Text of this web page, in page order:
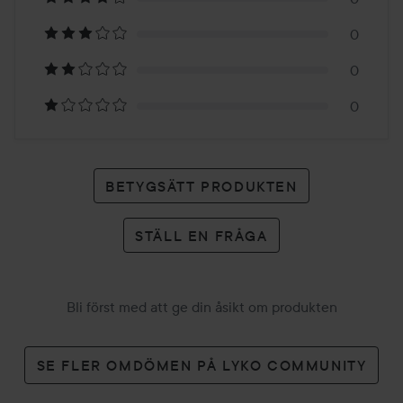
2
betyg
0
0
0
BETYGSÄTT PRODUKTEN
STÄLL EN FRÅGA
Bli först med att ge din åsikt om produkten
SE FLER OMDÖMEN PÅ LYKO COMMUNITY